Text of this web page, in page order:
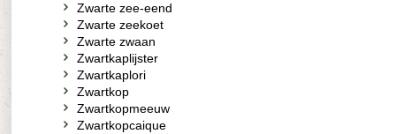
Zwarte zee-eend
Zwarte zeekoet
Zwarte zwaan
Zwartkaplijster
Zwartkaplori
Zwartkop
Zwartkopmeeuw
Zwartkopcaique